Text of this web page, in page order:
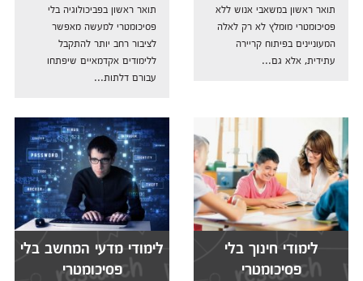
תואר ראשון במשאבי אנוש ללא
פסיכומטרי מומלץ לא רק לאלה
המעוניינים בפיתוח קריירה
עתידית, אלא גם...
תואר ראשון בפביכולוגיה בלי
פסיכומטרי למעשה מאפשר
לציבור רחב יותר להתקבל
ללימודים אקדמאיים שיפתחו
עבורם דלתות...
לימודי חינוך בלי
פסיכומטרי
לימודי מדעי המחשב בלי
פסיכומטרי